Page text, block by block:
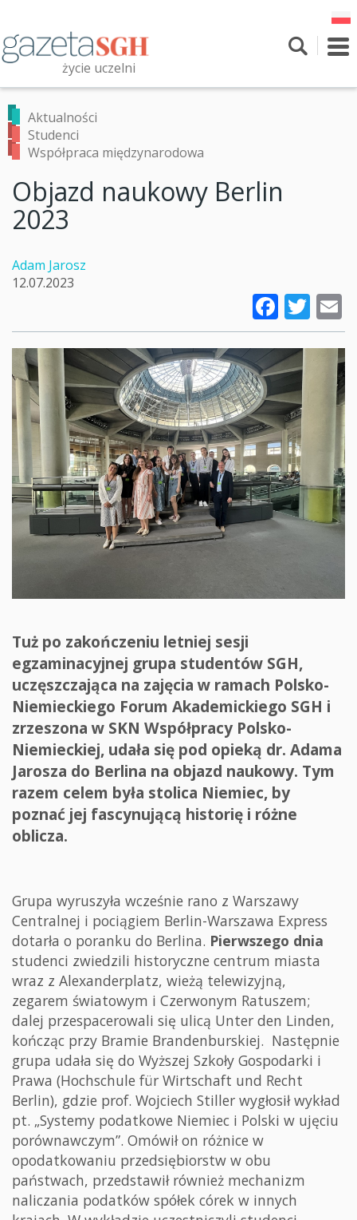
treści
życie uczelni
Przeszukaj witrynę
Aktualności
Studenci
Współpraca międzynarodowa
Objazd naukowy Berlin
2023
Adam Jarosz
12.07.2023
Tuż po zakończeniu letniej sesji
egzaminacyjnej grupa studentów SGH,
uczęszczająca na zajęcia w ramach Polsko-
Niemieckiego Forum Akademickiego SGH i
zrzeszona w SKN Współpracy Polsko-
Niemieckiej, udała się pod opieką dr. Adama
Jarosza do Berlina na objazd naukowy. Tym
razem celem była stolica Niemiec, by
poznać jej fascynującą historię i różne
oblicza.
Grupa wyruszyła wcześnie rano z Warszawy
Centralnej i pociągiem Berlin-Warszawa Express
dotarła o poranku do Berlina. Pierwszego dnia
studenci zwiedzili historyczne centrum miasta
wraz z Alexanderplatz, wieżą telewizyjną,
zegarem światowym i Czerwonym Ratuszem;
dalej przespacerowali się ulicą Unter den Linden,
kończąc przy Bramie Brandenburskiej. Następnie
grupa udała się do Wyższej Szkoły Gospodarki i
Prawa (Hochschule für Wirtschaft und Recht
Berlin), gdzie prof. Wojciech Stiller wygłosił wykład
pt. „Systemy podatkowe Niemiec i Polski w ujęciu
porównawczym”. Omówił on różnice w
opodatkowaniu przedsiębiorstw w obu
państwach, przedstawił również mechanizm
naliczania podatków spółek córek w innych